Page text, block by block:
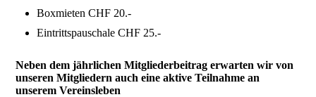
Boxmieten CHF 20.-
Eintrittspauschale CHF 25.-
Neben dem jährlichen Mitgliederbeitrag erwarten wir von
unseren Mitgliedern auch eine aktive Teilnahme an
unserem Vereinsleben